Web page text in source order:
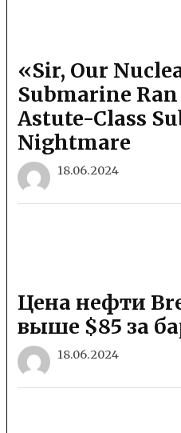
«Sir, Our
Submarine
Astute-Class
Nightmare
18.06.2024
Цена нефти
выше $85 за
18.06.2024